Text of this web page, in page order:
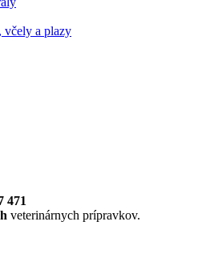
včely a plazy
471
veterinárnych prípravkov.